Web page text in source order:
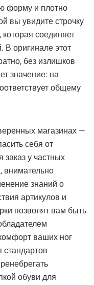
форму и плотно
вы увидите строчку
соединяет
В оригинале этот
без излишков
значение: на
общему
магазинах —
себя от
у частных
внимательно
знаний о
артикулов и
позволят вам быть
ваших ног
обуви для